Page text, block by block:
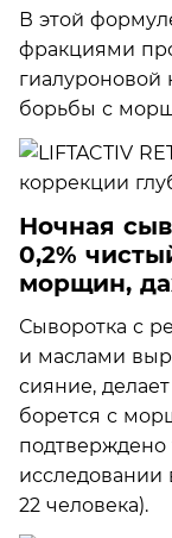
В этой
фракциями
гиалуроновой
борьбы с
Ночная
0,2%
морщин,
Сыворотка с
и маслами
сияние,
борется с
подтверждено
исследовании
22 человека).